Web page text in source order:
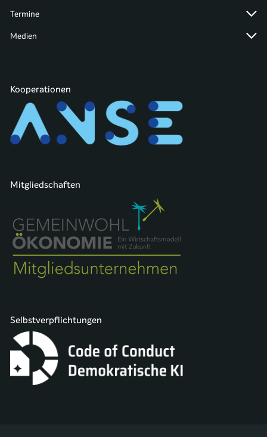
Termine
Medien
Kooperationen
Mitgliedschaften
Selbstverpflichtungen